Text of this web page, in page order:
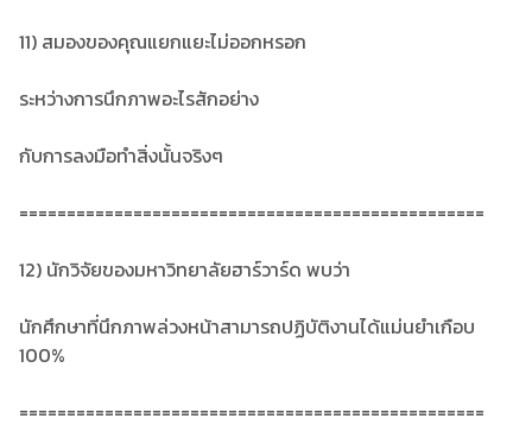
11) สมองของคุณแยกแยะไม่ออกหรอก
ระหว่างการนึกภาพอะไรสักอย่าง
กับการลงมือทำสิ่งนั้นจริงๆ
=================================================
12) นักวิจัยของมหาวิทยาลัยฮาร์วาร์ด พบว่า
นักศึกษาที่นึกภาพล่วงหน้าสามารถปฏิบัติงานได้แม่นยำเกือบ
100%
=================================================